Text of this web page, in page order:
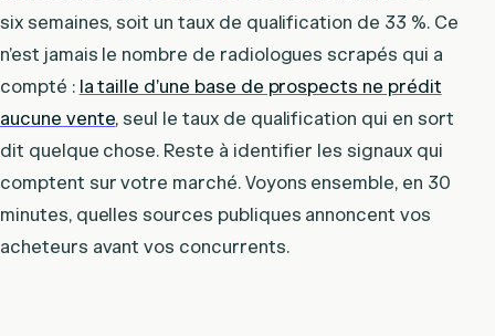
six semaines, soit un taux de qualification de 33 %. Ce
n’est jamais le nombre de radiologues scrapés qui a
compté : la taille d’une base de prospects ne prédit
aucune vente, seul le taux de qualification qui en sort
dit quelque chose. Reste à identifier les signaux qui
comptent sur votre marché. Voyons ensemble, en 30
minutes, quelles sources publiques annoncent vos
acheteurs avant vos concurrents.